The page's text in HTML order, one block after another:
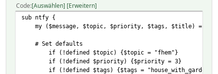
Code Auswählen Erweitern
sub ntfy {
my ($message, $topic, $priority, $tags, $title) = @_;
# Set defaults
if (!defined $topic) {$topic = "fhem"}
if (!defined $priority) {$priority = 3}
if (!defined $tags) {$tags =